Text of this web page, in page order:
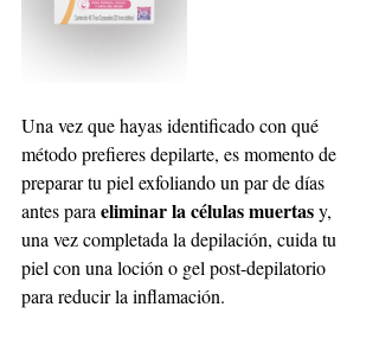
Una vez que hayas identificado con qué
método prefieres depilarte, es momento de
preparar tu piel exfoliando un par de días
antes para eliminar la células muertas y,
una vez completada la depilación, cuida tu
piel con una loción o gel post-depilatorio
para reducir la inflamación.